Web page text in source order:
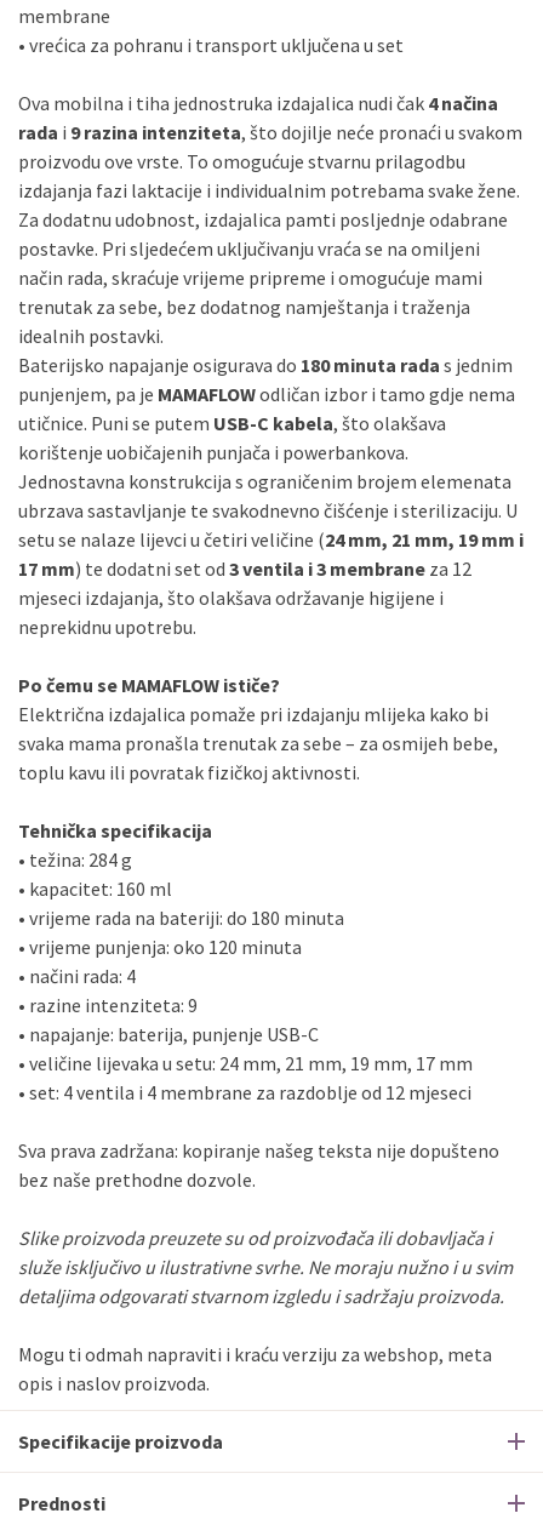
membrane
• vrećica za pohranu i transport uključena u set
Ova mobilna i tiha jednostruka izdajalica nudi čak 4 načina
rada i 9 razina intenziteta, što dojilje neće pronaći u svakom
proizvodu ove vrste. To omogućuje stvarnu prilagodbu
izdajanja fazi laktacije i individualnim potrebama svake žene.
Za dodatnu udobnost, izdajalica pamti posljednje odabrane
postavke. Pri sljedećem uključivanju vraća se na omiljeni
način rada, skraćuje vrijeme pripreme i omogućuje mami
trenutak za sebe, bez dodatnog namještanja i traženja
idealnih postavki.
Baterijsko napajanje osigurava do 180 minuta rada s jednim
punjenjem, pa je MAMAFLOWodličan izbor i tamo gdje nema
utičnice. Puni se putem USB-C kabela, što olakšava
korištenje uobičajenih punjača i powerbankova.
Jednostavna konstrukcija s ograničenim brojem elemenata
ubrzava sastavljanje te svakodnevno čišćenje i sterilizaciju. U
setu se nalaze lijevci u četiri veličine (24 mm, 21 mm, 19 mm i
17 mm) te dodatni set od 3 ventila i 3 membrane za 12
mjeseci izdajanja, što olakšava održavanje higijene i
neprekidnu upotrebu.
Po čemu se MAMAFLOW ističe?
Električna izdajalica pomaže pri izdajanju mlijeka kako bi
svaka mama pronašla trenutak za sebe – za osmijeh bebe,
toplu kavu ili povratak fizičkoj aktivnosti.
Tehnička specifikacija
• težina: 284 g
• kapacitet: 160 ml
• vrijeme rada na bateriji: do 180 minuta
• vrijeme punjenja: oko 120 minuta
• načini rada: 4
• razine intenziteta: 9
• napajanje: baterija, punjenje USB-C
• veličine lijevaka u setu: 24 mm, 21 mm, 19 mm, 17 mm
• set: 4 ventila i 4 membrane za razdoblje od 12 mjeseci
Sva prava zadržana: kopiranje našeg teksta nije dopušteno
bez naše prethodne dozvole.
Slike proizvoda preuzete su od proizvođača ili dobavljača i
služe isključivo u ilustrativne svrhe. Ne moraju nužno i u svim
detaljima odgovarati stvarnom izgledu i sadržaju proizvoda.
Mogu ti odmah napraviti i kraću verziju za webshop, meta
opis i naslov proizvoda.
Specifikacije proizvoda
Prednosti